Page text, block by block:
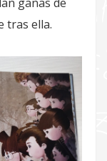
tras ella.